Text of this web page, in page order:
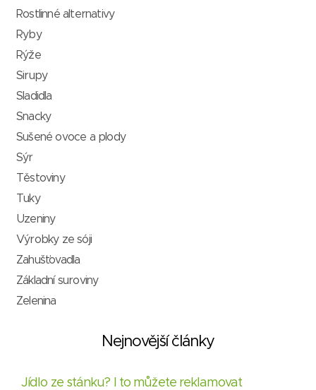
Rostlinné alternativy
Ryby
Rýže
Sirupy
Sladidla
Snacky
Sušené ovoce a plody
Sýr
Těstoviny
Tuky
Uzeniny
Výrobky ze sóji
Zahušťovadla
Základní suroviny
Zelenina
Nejnovější články
Jídlo ze stánku? I to můžete reklamovat